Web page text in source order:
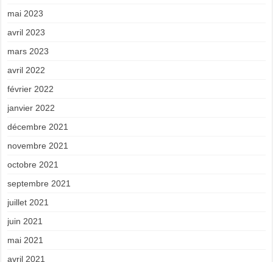
mai 2023
avril 2023
mars 2023
avril 2022
février 2022
janvier 2022
décembre 2021
novembre 2021
octobre 2021
septembre 2021
juillet 2021
juin 2021
mai 2021
avril 2021